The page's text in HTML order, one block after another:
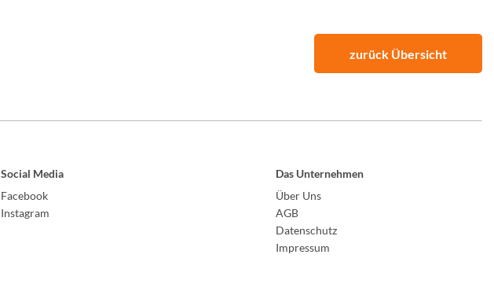
zurück Übersicht
Social Media
Facebook
Instagram
Das Unternehmen
Über Uns
AGB
Datenschutz
Impressum